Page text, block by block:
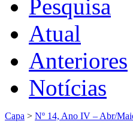
Pesquisa
Atual
Anteriores
Notícias
Capa > Nº 14, Ano IV – Abr/